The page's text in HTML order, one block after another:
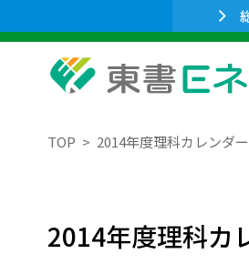
TOP 2014年度理科カレンダー
2014年度理科カ